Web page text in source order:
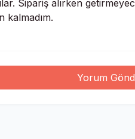
Sipariş alırken
kalmadım.
Yorum